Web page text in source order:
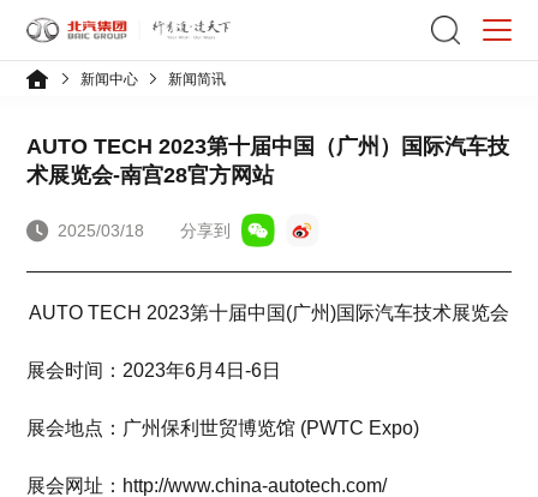
新闻中心 新闻简讯
AUTO TECH 2023第十届中国（广州）国际汽车技
术展览会-南宫28官方网站
2025/03/18 分享到
AUTO TECH 2023第十届中国(广州)国际汽车技术展览会
展会时间：2023年6月4日-6日
展会地点：广州保利世贸博览馆 (PWTC Expo)
展会网址：http://www.china-autotech.com/